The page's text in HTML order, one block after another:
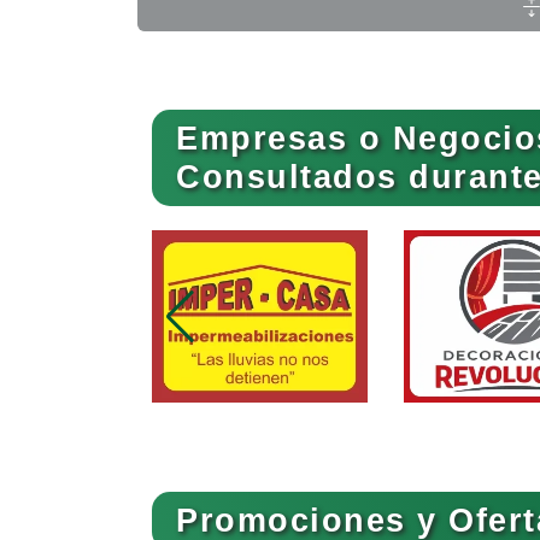
Animadores de Eventos
Artes Gráficas
Artículos de Piel
Artículos Publicitarios
Empresas o
Consultados
Promociones y